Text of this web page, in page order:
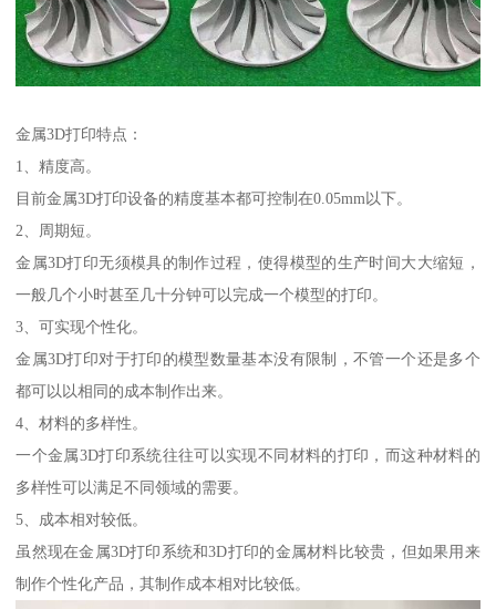
金属3D打印特点：
1、精度高。
目前金属3D打印设备的精度基本都可控制在0.05mm以下。
2、周期短。
金属3D打印无须模具的制作过程，使得模型的生产时间大大缩短，
一般几个小时甚至几十分钟可以完成一个模型的打印。
3、可实现个性化。
金属3D打印对于打印的模型数量基本没有限制，不管一个还是多个
都可以以相同的成本制作出来。
4、材料的多样性。
一个金属3D打印系统往往可以实现不同材料的打印，而这种材料的
多样性可以满足不同领域的需要。
5、成本相对较低。
虽然现在金属3D打印系统和3D打印的金属材料比较贵，但如果用来
制作个性化产品，其制作成本相对比较低。